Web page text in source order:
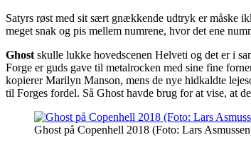
Satyrs røst med sit sært gnækkende udtryk er måske
meget snak og pis mellem numrene, hvor det ene
Ghost skulle lukke hovedscenen Helveti og det er i
Forge er guds gave til metalrocken med sine fine
kopierer Marilyn Manson, mens de nye hidkaldte
til Forges fordel. Så Ghost havde brug for at vise, at
Ghost på Copenhell 2018 (Foto: Lars